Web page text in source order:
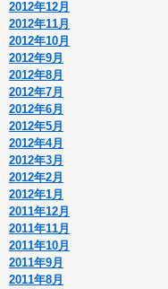
2012年12月
2012年11月
2012年10月
2012年9月
2012年8月
2012年7月
2012年6月
2012年5月
2012年4月
2012年3月
2012年2月
2012年1月
2011年12月
2011年11月
2011年10月
2011年9月
2011年8月